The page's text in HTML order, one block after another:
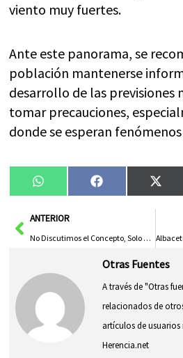
viento muy fuertes.
Ante este panorama, se
población mantenerse
desarrollo de las previsiones
tomar precauciones,
donde se esperan
Compartir
en
WhatsAppCompartir
en
Facebook
en
X
AntANTERIOR
No Discutimos el Concepto, Solo el Presupuesto
Otras Fuentes
A través de "Otras
relacionados de
artículos de
Herencia.net